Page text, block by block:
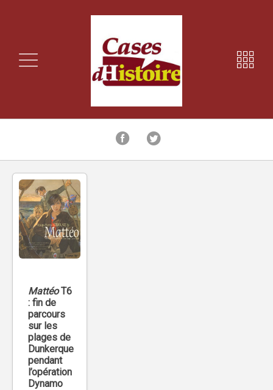
MattéoT6
: fin de
parcours
sur les
plages de
Dunkerque
pendant
l’opération
Dynamo